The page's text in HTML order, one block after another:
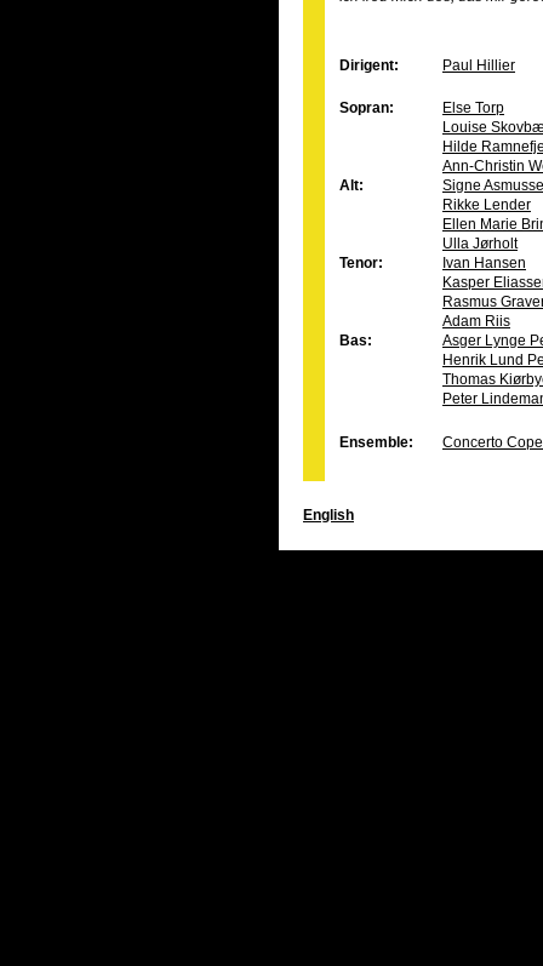
Dirigent: Paul Hillier
Sopran:
Else Torp
Louise
Hilde
Ann-Christin
Alt:
Signe
Rikke Lender
Ellen Marie
Ulla Jørholt
Tenor:
Ivan Hansen
Kasper
Rasmus
Adam Riis
Bas:
Asger Lynge
Henrik Lund
Thomas
Peter
Ensemble: Concerto
English